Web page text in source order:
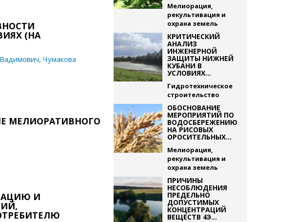
(НА
,Чумакова
МЕЛИОРАТИВНОГО
И
Мелиорация,
рекультивация и
охрана земель
КРИТИЧЕСКИЙ
АНАЛИЗ
ИНЖЕНЕРНОЙ
ЗАЩИТЫ НИЖНЕЙ
КУБАНИ В
УСЛОВИЯХ...
Гидротехническое
строительство
ОБОСНОВАНИЕ
МЕРОПРИЯТИЙ ПО
ВОДОСБЕРЕЖЕНИЮ
НА РИСОВЫХ
ОРОСИТЕЛЬНЫХ...
Мелиорация,
рекультивация и
охрана земель
ПРИЧИНЫ
НЕСОБЛЮДЕНИЯ
ПРЕДЕЛЬНО
ДОПУСТИМЫХ
КОНЦЕНТРАЦИЙ
ВЕЩЕСТВ 4Э...